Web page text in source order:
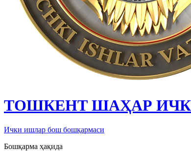
ТОШКЕНТ ШАҲАР
Ички ишлар бош бошқармаси
Бошқарма ҳақида